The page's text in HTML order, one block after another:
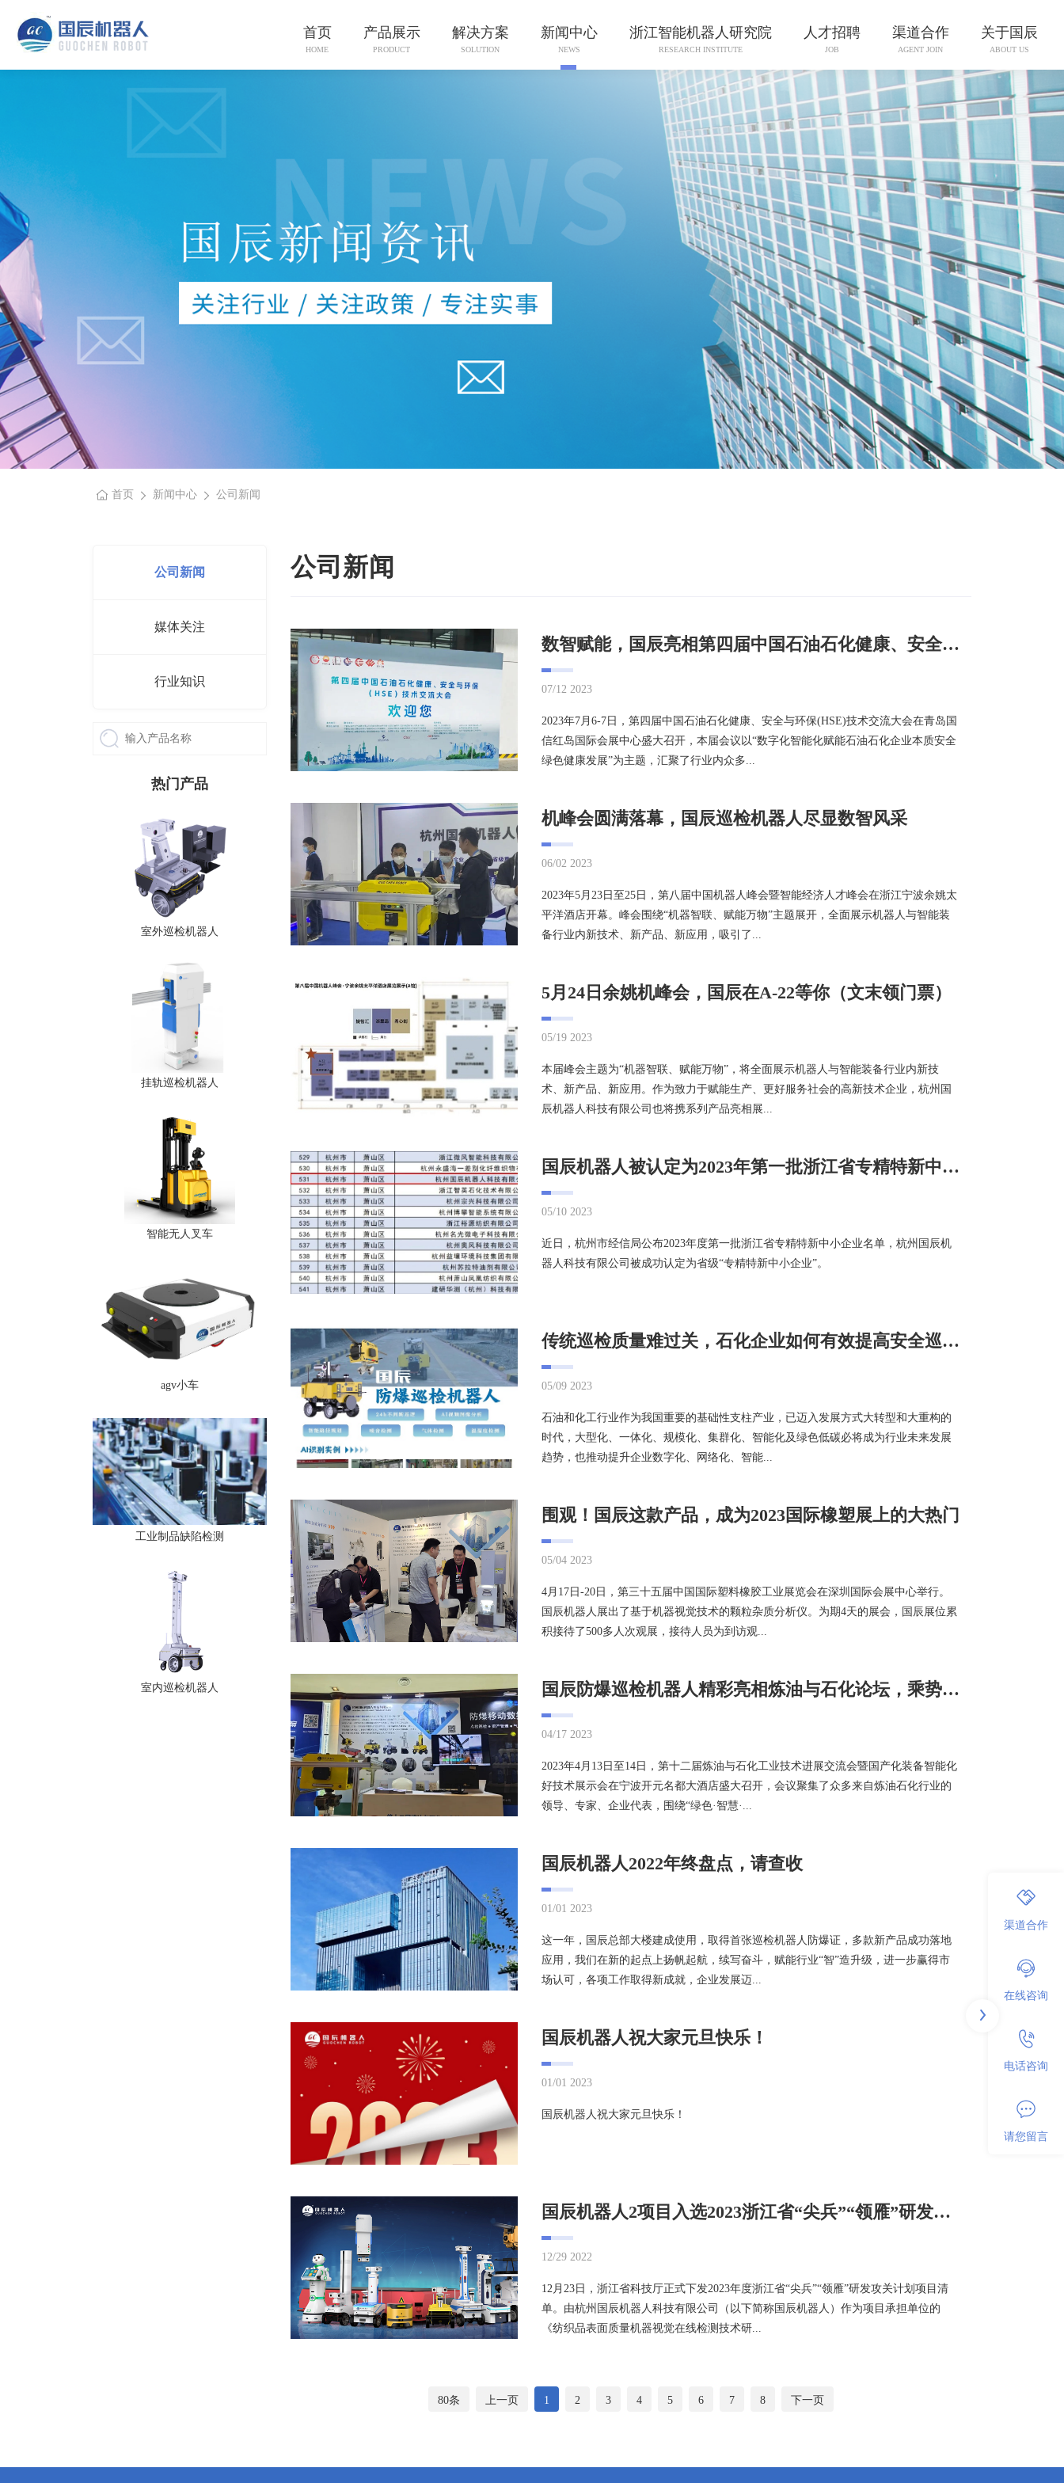
首页
HOME
产品展示
PRODUCT
解决方案
SOLUTION
新闻中心
NEWS
浙江智能机器人研究院
RESEARCH INSTITUTE
人才招聘
JOB
渠道合作
AGENT JOIN
关于国辰
ABOUT US
首页 新闻中心 公司新闻
公司新闻
媒体关注
行业知识
热门产品
室外巡检机器人
挂轨巡检机器人
智能无人叉车
agv小车
工业制品缺陷检测
室内巡检机器人
公司新闻
数智赋能，国辰亮相第四届中国石油石化健康、安全与环保技术交流大会
07/12 2023
2023年7月6-7日，第四届中国石油石化健康、安全与环保(HSE)技术交流大会在青岛国
信红岛国际会展中心盛大召开，本届会议以“数字化智能化赋能石油石化企业本质安全
绿色健康发展”为主题，汇聚了行业内众多...
机峰会圆满落幕，国辰巡检机器人尽显数智风采
06/02 2023
2023年5月23日至25日，第八届中国机器人峰会暨智能经济人才峰会在浙江宁波余姚太
平洋酒店开幕。峰会围绕“机器智联、赋能万物”主题展开，全面展示机器人与智能装
备行业内新技术、新产品、新应用，吸引了...
5月24日余姚机峰会，国辰在A-22等你（文末领门票）
05/19 2023
本届峰会主题为“机器智联、赋能万物”，将全面展示机器人与智能装备行业内新技
术、新产品、新应用。作为致力于赋能生产、更好服务社会的高新技术企业，杭州国
辰机器人科技有限公司也将携系列产品亮相展...
国辰机器人被认定为2023年第一批浙江省专精特新中小企业
05/10 2023
近日，杭州市经信局公布2023年度第一批浙江省专精特新中小企业名单，杭州国辰机
器人科技有限公司被成功认定为省级“专精特新中小企业”。
传统巡检质量难过关，石化企业如何有效提高安全巡检效率？
05/09 2023
石油和化工行业作为我国重要的基础性支柱产业，已迈入发展方式大转型和大重构的
时代，大型化、一体化、规模化、集群化、智能化及绿色低碳必将成为行业未来发展
趋势，也推动提升企业数字化、网络化、智能...
围观！国辰这款产品，成为2023国际橡塑展上的大热门
05/04 2023
4月17日-20日，第三十五届中国国际塑料橡胶工业展览会在深圳国际会展中心举行。
国辰机器人展出了基于机器视觉技术的颗粒杂质分析仪。为期4天的展会，国辰展位累
积接待了500多人次观展，接待人员为到访观...
国辰防爆巡检机器人精彩亮相炼油与石化论坛，乘势而上，蓄力勃发
04/17 2023
2023年4月13日至14日，第十二届炼油与石化工业技术进展交流会暨国产化装备智能化
好技术展示会在宁波开元名都大酒店盛大召开，会议聚集了众多来自炼油石化行业的
领导、专家、企业代表，围绕“绿色·智慧·...
国辰机器人2022年终盘点，请查收
01/01 2023
这一年，国辰总部大楼建成使用，取得首张巡检机器人防爆证，多款新产品成功落地
应用，我们在新的起点上扬帆起航，续写奋斗，赋能行业“智”造升级，进一步赢得市
场认可，各项工作取得新成就，企业发展迈...
国辰机器人祝大家元旦快乐！
01/01 2023
国辰机器人祝大家元旦快乐！
国辰机器人2项目入选2023浙江省“尖兵”“领雁”研发攻关计划
12/29 2022
12月23日，浙江省科技厅正式下发2023年度浙江省“尖兵”“领雁”研发攻关计划项目清
单。由杭州国辰机器人科技有限公司（以下简称国辰机器人）作为项目承担单位的
《纺织品表面质量机器视觉在线检测技术研...
80条 上一页 1 2 3 4 5 6 7 8 下一页
渠道合作
在线咨询
电话咨询
请您留言